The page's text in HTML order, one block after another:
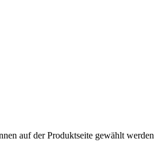
auf der Produktseite gewählt werden